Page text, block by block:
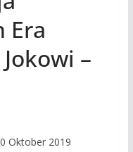
Era
–
Oktober 2019